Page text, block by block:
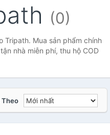
(0)
Tripath. Mua sản phẩm chính
nhà miễn phí, thu hộ COD
Theo